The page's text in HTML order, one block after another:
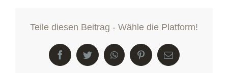
Teile diesen Beitrag - Wähle die Platform!
FacebookTwitterWhatsAppPinterest
E-
Mail